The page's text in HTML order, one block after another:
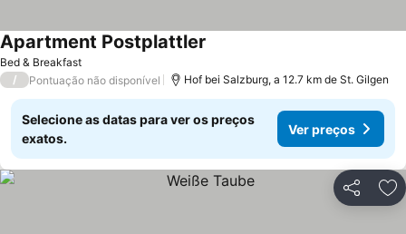
Bed & Breakfast
Apartment Postplattler
/ Pontuação não disponível Hof bei Salzburg, a 12.7 km de St. Gilgen
Selecione as datas para ver os preços
exatos.
Ver preços
Partilhar